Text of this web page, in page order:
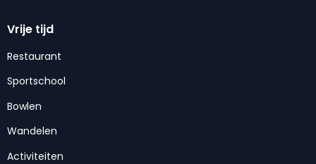
Vrije tijd
Restaurant
Sportschool
Bowlen
Wandelen
Activiteiten